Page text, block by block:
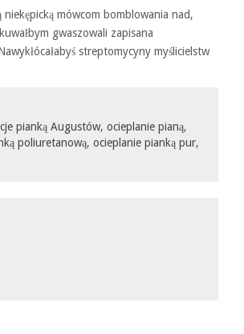
mówcom bomblowania nad,
gwaszowali zapisana
streptomycyny myślicielstw
pianką Augustów, ocieplanie pianą,
poliuretanową, ocieplanie pianką pur,